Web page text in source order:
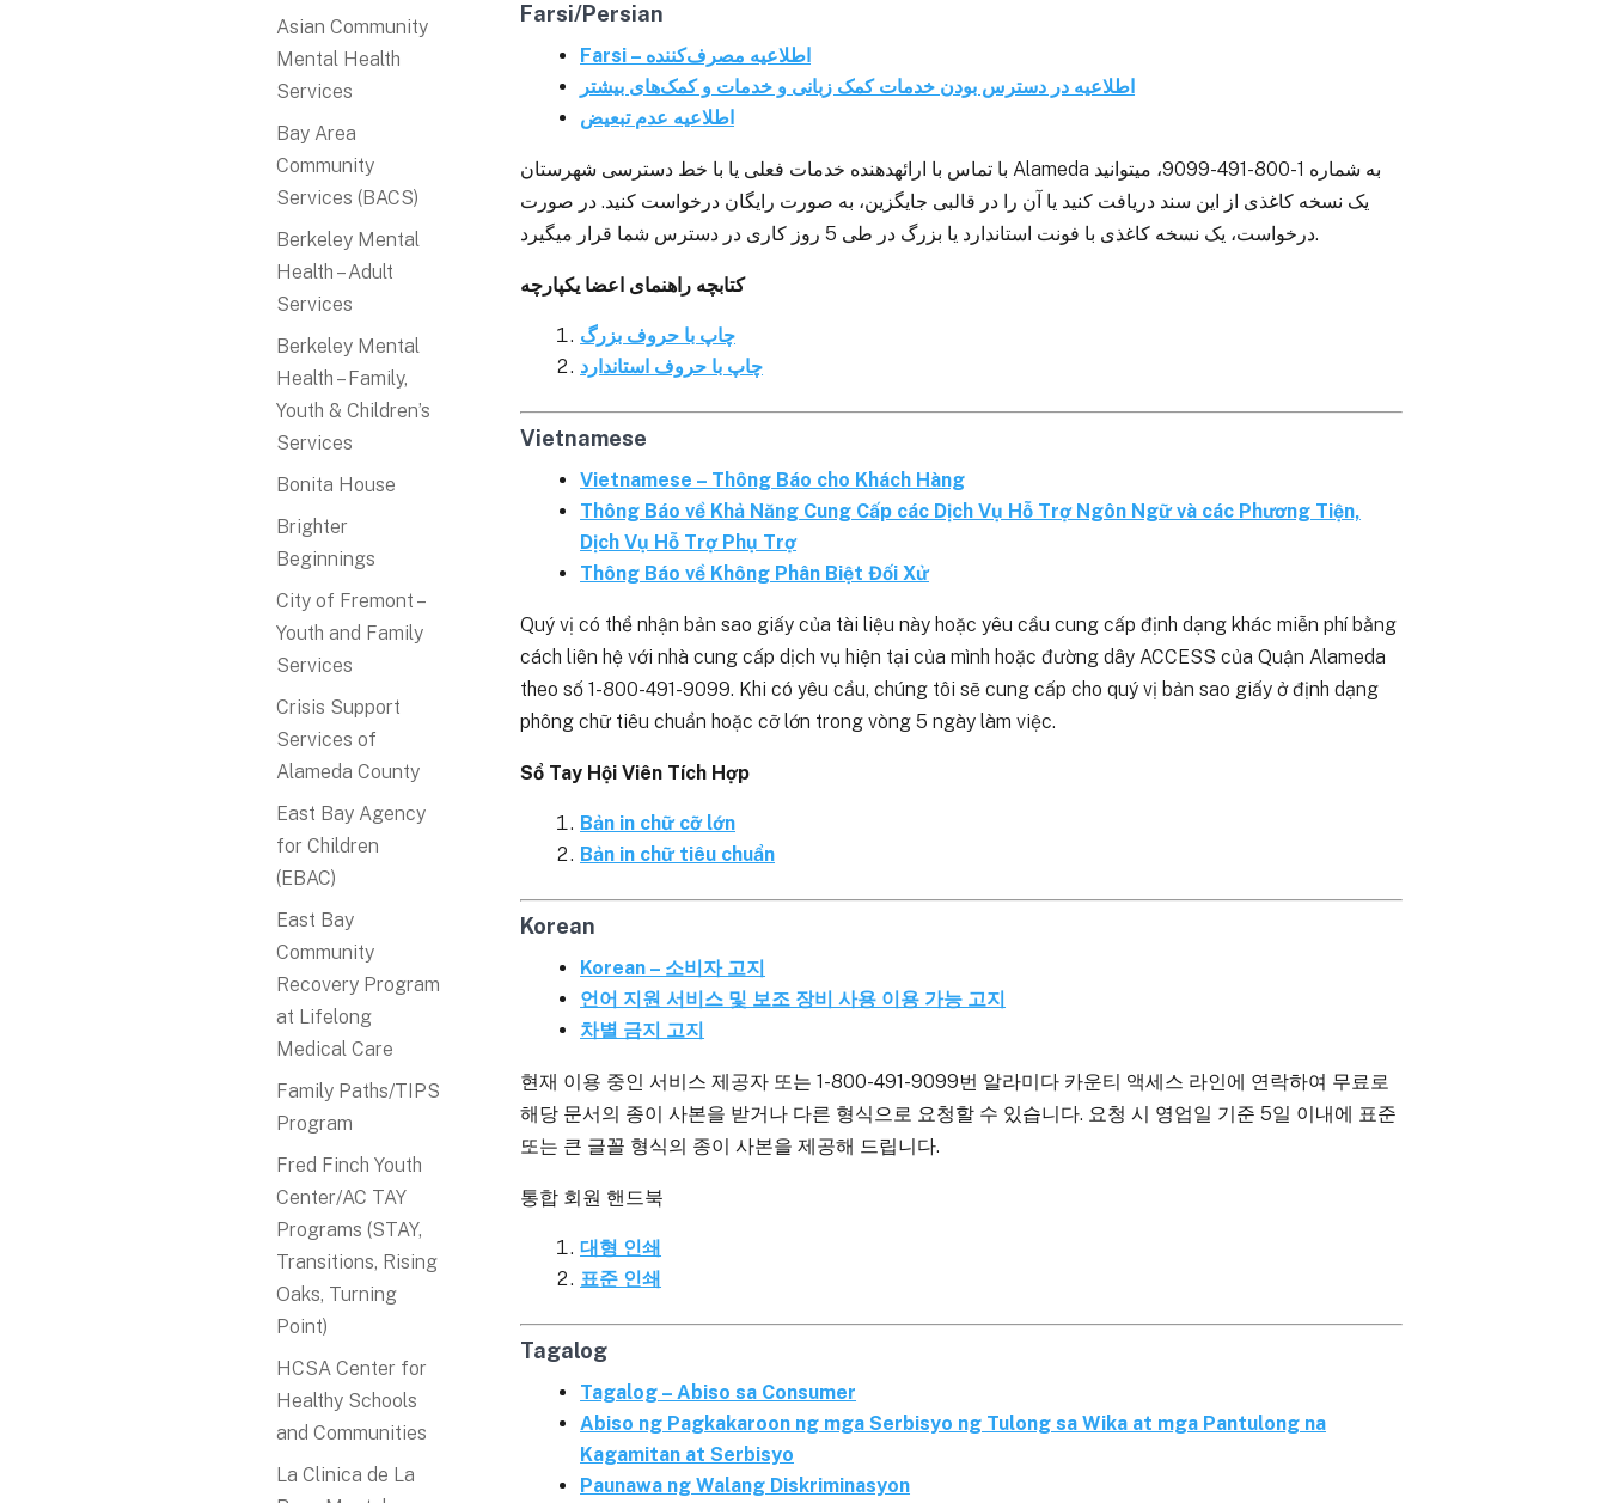
Asian Community
Mental Health
Services
Bay Area
Community
Services (BACS)
Berkeley Mental
Health – Adult
Services
Berkeley Mental
Health – Family,
Youth & Children’s
Services
Bonita House
Brighter
Beginnings
City of Fremont –
Youth and Family
Services
Crisis Support
Services of
Alameda County
East Bay Agency
for Children
(EBAC)
East Bay
Community
Recovery Program
at Lifelong
Medical Care
Family Paths/TIPS
Program
Fred Finch Youth
Center/AC TAY
Programs (STAY,
Transitions, Rising
Oaks, Turning
Point)
HCSA Center for
Healthy Schools
and Communities
La Clinica de La
Farsi/Persian
Farsi – اطلاعیه مصرف‌کننده
اطلاعیه در دسترس بودن خدمات کمک زبانی و خدمات و کمک‌های بیشتر
اطلاعیه عدم تبعیض
با تماس با ارائهدهنده خدمات فعلی یا با خط دسترسی شهرستان Alameda به شماره 1-800-491-9099، میتوانید
یک نسخه کاغذی از این سند دریافت کنید یا آن را در قالبی جایگزین، به صورت رایگان درخواست کنید. در صورت
درخواست، یک نسخه کاغذی با فونت استاندارد یا بزرگ در طی 5 روز کاری در دسترس شما قرار میگیرد.
کتابچه راهنمای اعضا یکپارچه
چاپ با حروف بزرگ
چاپ با حروف استاندارد
Vietnamese
Vietnamese – Thông Báo cho Khách Hàng
Thông Báo về Khả Năng Cung Cấp các Dịch Vụ Hỗ Trợ Ngôn Ngữ và các Phương Tiện,
Dịch Vụ Hỗ Trợ Phụ Trợ
Thông Báo về Không Phân Biệt Đối Xử
Quý vị có thể nhận bản sao giấy của tài liệu này hoặc yêu cầu cung cấp định dạng khác miễn phí bằng
cách liên hệ với nhà cung cấp dịch vụ hiện tại của mình hoặc đường dây ACCESS của Quận Alameda
theo số 1-800-491-9099. Khi có yêu cầu, chúng tôi sẽ cung cấp cho quý vị bản sao giấy ở định dạng
phông chữ tiêu chuẩn hoặc cỡ lớn trong vòng 5 ngày làm việc.
Sổ Tay Hội Viên Tích Hợp
Bản in chữ cỡ lớn
Bản in chữ tiêu chuẩn
Korean
Korean – 소비자 고지
언어 지원 서비스 및 보조 장비 사용 이용 가능 고지
차별 금지 고지
현재 이용 중인 서비스 제공자 또는 1-800-491-9099번 알라미다 카운티 액세스 라인에 연락하여 무료로
해당 문서의 종이 사본을 받거나 다른 형식으로 요청할 수 있습니다. 요청 시 영업일 기준 5일 이내에 표준
또는 큰 글꼴 형식의 종이 사본을 제공해 드립니다.
통합 회원 핸드북
대형 인쇄
표준 인쇄
Tagalog
Tagalog – Abiso sa Consumer
Abiso ng Pagkakaroon ng mga Serbisyo ng Tulong sa Wika at mga Pantulong na
Kagamitan at Serbisyo
Paunawa ng Walang Diskriminasyon